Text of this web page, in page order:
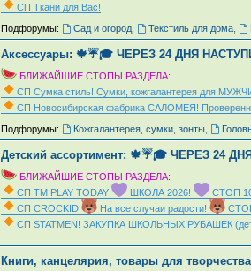
СП Ткани для Вас!
Подфорумы: Сад и огород, Текстиль для дома,
Аксессуары: 🍁☔🎓 ЧЕРЕЗ 24 ДНЯ
БЛИЖАЙШИЕ СТОПЫ РАЗДЕЛА:
СП Сумка стиль! Сумки, кожгалантерея для
СП Новосибирская фабрика CAЛOMEЯ!
Подфорумы: Кожгалантерея, сумки, зонты,
Детский ассортимент: 🍁☔🎓 ЧЕРЕЗ 24
БЛИЖАЙШИЕ СТОПЫ РАЗДЕЛА:
СП ТМ PLAY TODAY
ШКОЛА 2026!
СТОП
СП CROCKID
На все случаи радости!
СП STATMEN! ЗАКУПКА ШКОЛЬНЫХ РУБАШЕК
Книги, канцелярия, товары для